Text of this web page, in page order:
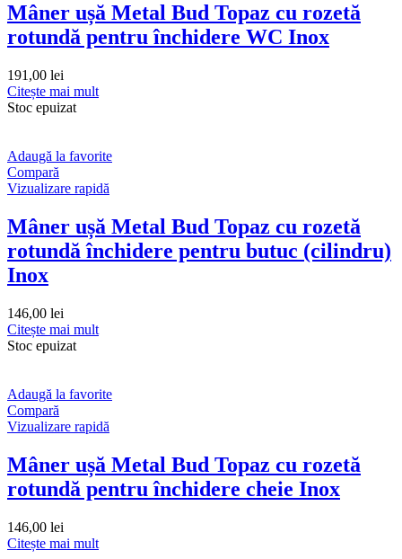
Mâner ușă Metal Bud Topaz cu rozetă
rotundă pentru închidere WC Inox
191,00 lei
Citește mai mult
Stoc epuizat
Adaugă la favorite
Compară
Vizualizare rapidă
Mâner ușă Metal Bud Topaz cu rozetă
rotundă închidere pentru butuc (cilindru)
Inox
146,00 lei
Citește mai mult
Stoc epuizat
Adaugă la favorite
Compară
Vizualizare rapidă
Mâner ușă Metal Bud Topaz cu rozetă
rotundă pentru închidere cheie Inox
146,00 lei
Citește mai mult